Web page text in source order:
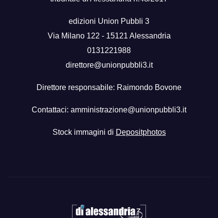
edizioni Union Pubbli 3
Via Milano 122 - 15121 Alessandria
0131221988
direttore@unionpubbli3.it
Direttore responsabile: Raimondo Bovone
Contattaci: amministrazione@unionpubbli3.it
Stock immagini di Depositphotos